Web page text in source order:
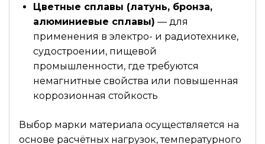
Цветные сплавы (латунь, бронза,
алюминиевые сплавы) — для
применения в электро- и радиотехнике,
судостроении, пищевой
промышленности, где требуются
немагнитные свойства или повышенная
коррозионная стойкость
Выбор марки материала осуществляется на
основе расчётных нагрузок, температурного